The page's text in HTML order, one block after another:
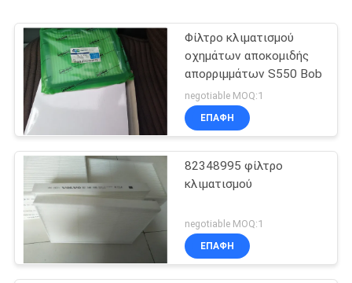
Φίλτρο κλιματισμού
οχημάτων αποκομιδής
απορριμμάτων S550 Bob
negotiable MOQ:1
ΕΠΑΦΉ
82348995 φίλτρο
κλιματισμού
negotiable MOQ:1
ΕΠΑΦΉ